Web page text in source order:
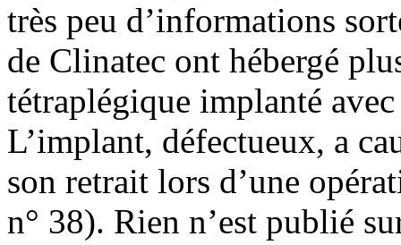
très peu d’informations
de Clinatec ont hébergé
tétraplégique implanté
L’implant, défectueux, a
son retrait lors d’une
n° 38). Rien n’est publié